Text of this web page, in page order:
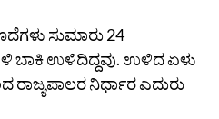
ಸುಮಾರು 24
ಬಾಕಿ ಉಳಿದಿದ್ದವು. ಉಳಿದ ಏಳು
ನಿರ್ಧಾರ ಎದುರು